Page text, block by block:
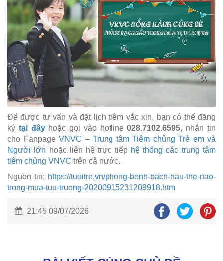
Để được tư vấn và đặt lịch tiêm vắc xin, bạn có thể đăng
ký tại đâyhoặc gọi vào hotline028.7102.6595, nhắn tin
cho Fanpage VNVC – Trung tâm Tiêm chủng Trẻ em và
Người lớn hoặc liên hệ trực tiếp hệ thống các trung tâm
tiêm chủng VNVC trên cả nước.
Nguồn tin: https://tuoitre.vn/phong-benh-bach-hau-the-nao-
trong-mua-tuu-truong-20200915231209918.htm
21:45 09/07/2026